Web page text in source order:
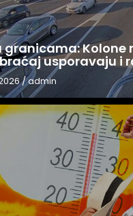
granicama: Kolone
usporavaju i
/admin